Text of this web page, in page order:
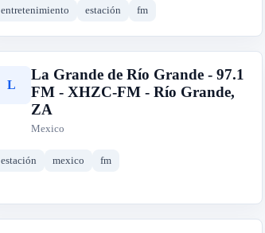
entretenimiento estación fm
L
La Grande de Río Grande - 97.1
FM - XHZC-FM - Río Grande,
ZA
Mexico
estación mexico fm